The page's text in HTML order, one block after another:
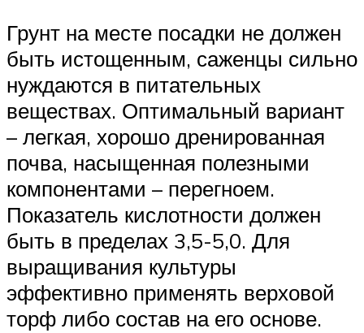
Грунт на месте посадки не должен
быть истощенным, саженцы сильно
нуждаются в питательных
веществах. Оптимальный вариант
– легкая, хорошо дренированная
почва, насыщенная полезными
компонентами – перегноем.
Показатель кислотности должен
быть в пределах 3,5-5,0. Для
выращивания культуры
эффективно применять верховой
торф либо состав на его основе.